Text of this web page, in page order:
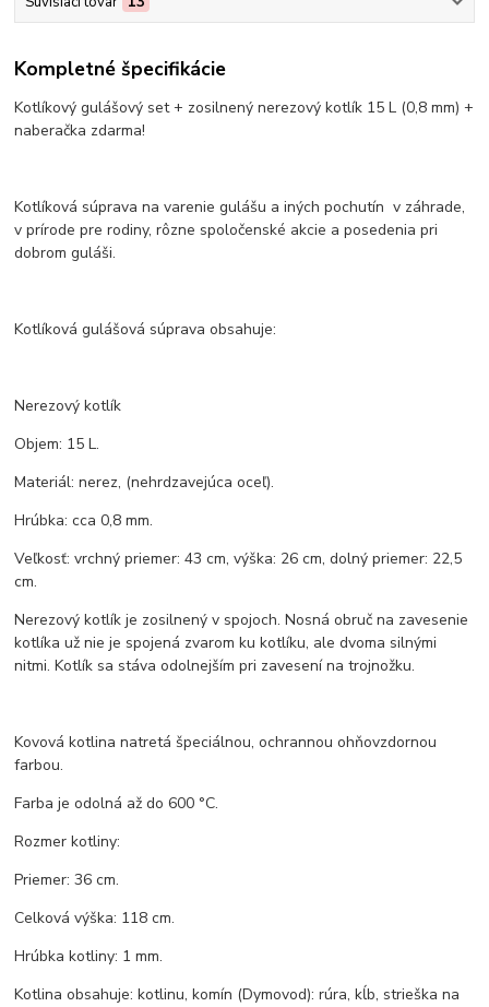
Kompletné špecifikácie
Kotlíkový gulášový set + zosilnený nerezový kotlík 15 L (0,8 mm) +
naberačka zdarma!
Kotlíková súprava na varenie gulášu a iných pochutín v záhrade,
v prírode pre rodiny, rôzne spoločenské akcie a posedenia pri
dobrom guláši.
Kotlíková gulášová súprava obsahuje:
Nerezový kotlík
Objem: 15 L.
Materiál: nerez, (nehrdzavejúca oceľ).
Hrúbka: cca 0,8 mm.
Veľkosť: vrchný priemer: 43 cm, výška: 26 cm, dolný priemer: 22,5
cm.
Nerezový kotlík je zosilnený v spojoch. Nosná obruč na zavesenie
kotlíka už nie je spojená zvarom ku kotlíku, ale dvoma silnými
nitmi. Kotlík sa stáva odolnejším pri zavesení na trojnožku.
Kovová kotlina natretá špeciálnou, ochrannou ohňovzdornou
farbou.
Farba je odolná až do 600 °C.
Rozmer kotliny:
Priemer: 36 cm.
Celková výška: 118 cm.
Hrúbka kotliny: 1 mm.
Kotlina obsahuje: kotlinu, komín (Dymovod): rúra, kĺb, strieška na